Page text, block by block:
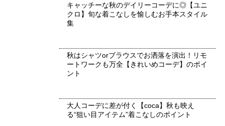
キャッチーな秋のデイリーコーデに◎【ユニ
クロ】旬な着こなしを愉しむお手本スタイル
集
秋はシャツorブラウスでお洒落を演出！リモ
ートワークも万全【きれいめコーデ】のポイ
ント
大人コーデに差が付く【coca】秋も映え
る“狙い目アイテム”着こなしのポイント